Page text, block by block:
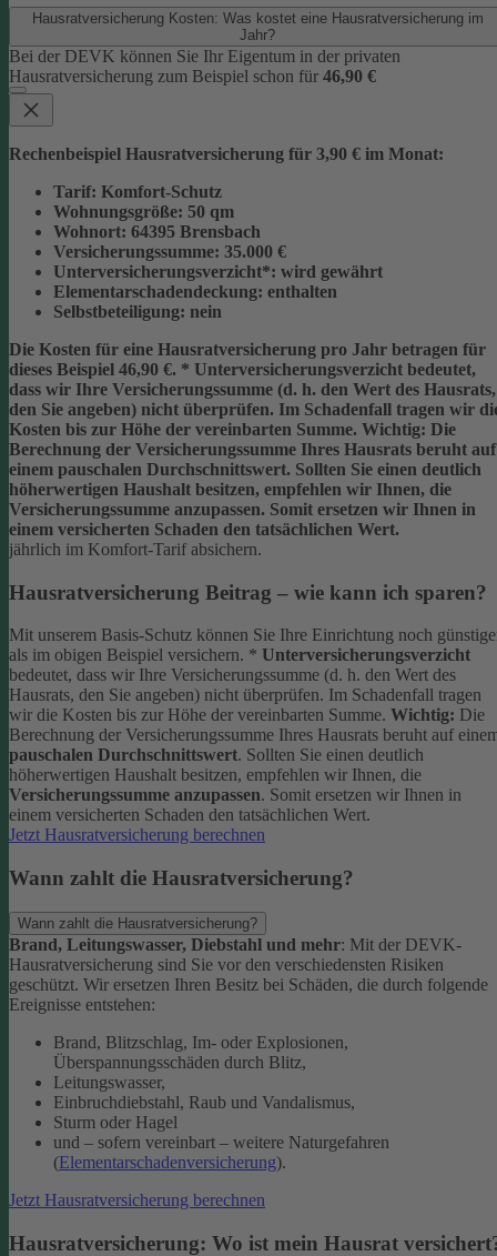
Hausratversicherung Kosten: Was kostet eine Hausratversicherung im
Jahr?
Bei der DEVK können Sie Ihr Eigentum in der privaten
Hausratversicherung zum Beispiel schon für 46,90 €
Rechenbeispiel Hausratversicherung für 3,90 € im Monat:
Tarif: Komfort-Schutz
Wohnungsgröße: 50 qm
Wohnort: 64395 Brensbach
Versicherungssumme: 35.000 €
Unterversicherungsverzicht*: wird gewährt
Elementarschadendeckung: enthalten
Selbstbeteiligung: nein
Die Kosten für eine Hausratversicherung pro Jahr betragen für
dieses Beispiel 46,90 €. * Unterversicherungsverzicht bedeutet,
dass wir Ihre Versicherungssumme (d. h. den Wert des Hausrats,
den Sie angeben) nicht überprüfen. Im Schadenfall tragen wir
Kosten bis zur Höhe der vereinbarten Summe. Wichtig: Die
Berechnung der Versicherungssumme Ihres Hausrats beruht auf
einem pauschalen Durchschnittswert. Sollten Sie einen deutlich
höherwertigen Haushalt besitzen, empfehlen wir Ihnen, die
Versicherungssumme anzupassen. Somit ersetzen wir Ihnen in
einem versicherten Schaden den tatsächlichen Wert.
jährlich im Komfort-Tarif absichern.
Hausratversicherung Beitrag – wie kann ich sparen?
Mit unserem Basis-Schutz können Sie Ihre Einrichtung noch
als im obigen Beispiel versichern. * Unterversicherungsverzicht
bedeutet, dass wir Ihre Versicherungssumme (d. h. den Wert des
Hausrats, den Sie angeben) nicht überprüfen. Im Schadenfall tragen
wir die Kosten bis zur Höhe der vereinbarten Summe. Wichtig: Die
Berechnung der Versicherungssumme Ihres Hausrats beruht auf
pauschalen Durchschnittswert. Sollten Sie einen deutlich
höherwertigen Haushalt besitzen, empfehlen wir Ihnen, die
Versicherungssumme anzupassen. Somit ersetzen wir Ihnen in
einem versicherten Schaden den tatsächlichen Wert.
Jetzt Hausratversicherung berechnen
Wann zahlt die Hausratversicherung?
Wann zahlt die Hausratversicherung?
Brand, Leitungswasser, Diebstahl und mehr: Mit der DEVK-
Hausratversicherung sind Sie vor den verschiedensten Risiken
geschützt. Wir ersetzen Ihren Besitz bei Schäden, die durch folgende
Ereignisse entstehen:
Brand, Blitzschlag, Im- oder Explosionen,
Überspannungsschäden durch Blitz,
Leitungswasser,
Einbruchdiebstahl, Raub und Vandalismus,
Sturm oder Hagel
und – sofern vereinbart – weitere Naturgefahren
(Elementarschadenversicherung).
Jetzt Hausratversicherung berechnen
Hausratversicherung: Wo ist mein Hausrat